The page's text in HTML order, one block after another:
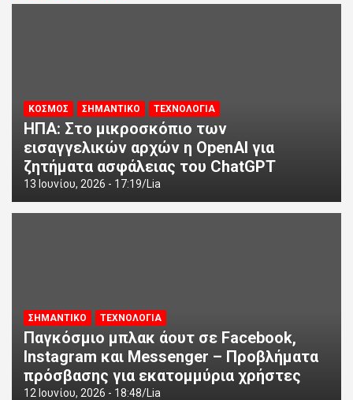
ΚΟΣΜΟΣ ΣΗΜΑΝΤΙΚΟ ΤΕΧΝΟΛΟΓΙΑ
ΗΠΑ: Στο μικροσκόπιο των
εισαγγελικών αρχών η OpenAI για
ζητήματα ασφάλειας του ChatGPT
13 Ιουνίου, 2026 - 17:19 Lia
ΣΗΜΑΝΤΙΚΟ ΤΕΧΝΟΛΟΓΙΑ
Παγκόσμιο μπλακ άουτ σε Facebook,
Instagram και Messenger – Προβλήματα
πρόσβασης για εκατομμύρια χρήστες
12 Ιουνίου, 2026 - 18:48 Lia